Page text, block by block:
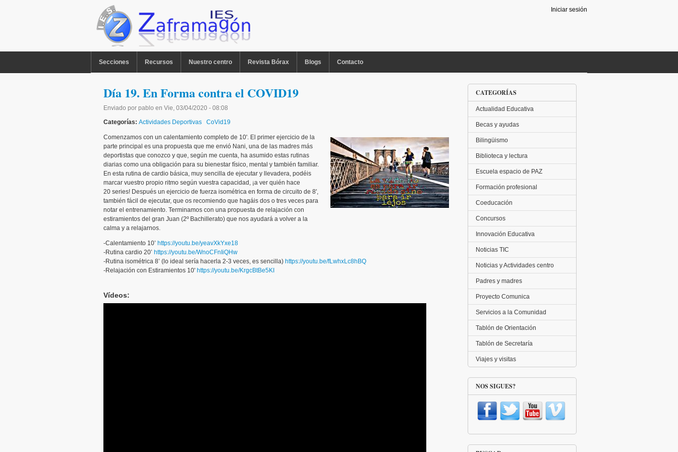
Iniciar sesión
Secciones Recursos Nuestro centro Revista Bórax Blogs Contacto
Día 19. En Forma contra el COVID19
Enviado por pablo en Vie, 03/04/2020 - 08:08
Categorías: Actividades Deportivas CoVid19
Comenzamos con un calentamiento completo de 10'. El primer ejercicio de la
parte principal es una propuesta que me envió Nani, una de las madres más
deportistas que conozco y que, según me cuenta, ha asumido estas rutinas
diarias como una obligación para su bienestar físico, mental y también familiar.
En esta rutina de cardio básica, muy sencilla de ejecutar y llevadera, podéis
marcar vuestro propio ritmo según vuestra capacidad, ¡a ver quién hace
20 series! Después un ejercicio de fuerza isométrica en forma de circuito de 8',
también fácil de ejecutar, que os recomiendo que hagáis dos o tres veces para
notar el entrenamiento. Terminamos con una propuesta de relajación con
estiramientos del gran Juan (2º Bachillerato) que nos ayudará a volver a la
calma y a relajarnos.
-Calentamiento 10’ https://youtu.be/yeavXkYxe18
-Rutina cardio 20’ https://youtu.be/WnoCFnIiQHw
-Rutina isométrica 8’ (lo ideal sería hacerla 2-3 veces, es sencilla) https://youtu.be/fLwhxLc8hBQ
-Relajación con Estiramientos 10' https://youtu.be/KrgcBtBe5KI
Vídeos:
CATEGORÍAS
Actualidad Educativa
Becas y ayudas
Bilingüismo
Biblioteca y lectura
Escuela espacio de PAZ
Formación profesional
Coeducación
Concursos
Innovación Educativa
Noticias TIC
Noticias y Actividades centro
Padres y madres
Proyecto Comunica
Servicios a la Comunidad
Tablón de Orientación
Tablón de Secretaría
Viajes y visitas
NOS SIGUES?